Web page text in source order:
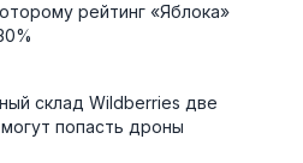
рейтинг «Яблока»
склад Wildberries две
попасть дроны